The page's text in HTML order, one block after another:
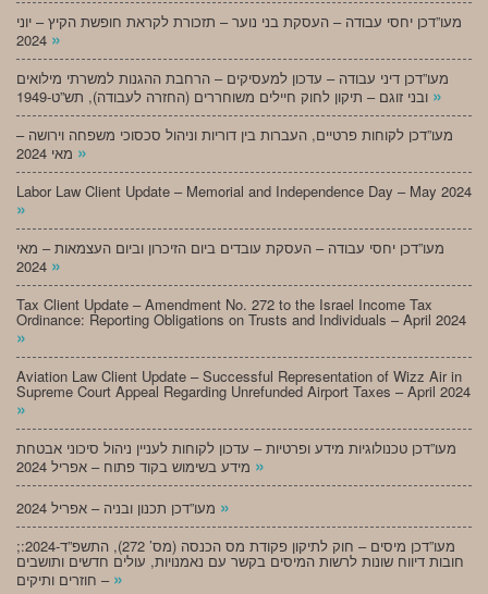
מעו”דכן יחסי עבודה – העסקת בני נוער – תזכורת לקראת חופשת הקיץ – יוני
»
מעו”דכן דיני עבודה – עדכון למעסיקים – הרחבת ההגנות למשרתי מילואים
»
מעו”דכן לקוחות פרטיים, העברות בין דוריות וניהול סכסוכי משפחה וירושה –
»
Labor Law Client Update – Memorial and Independence Day – May 2024
»
מעו”דכן יחסי עבודה – העסקת עובדים ביום הזיכרון וביום העצמאות – מאי
»
Tax Client Update – Amendment No. 272 to the Israel Income Tax
Ordinance: Reporting Obligations on Trusts and Individuals – April 2024
»
Aviation Law Client Update – Successful Representation of Wizz Air in
Supreme Court Appeal Regarding Unrefunded Airport Taxes – April 2024
»
מעו”דכן טכנולוגיות מידע ופרטיות – עדכון לקוחות לעניין ניהול סיכוני אבטחת
»
»
;מעו”דכן מיסים – חוק לתיקון פקודת מס הכנסה (מס’ 272), התשפ”ד-2024:
חובות דיווח שונות לרשות המיסים בקשר עם נאמנויות, עולים חדשים ותושבים
חוזרים ותיקים – »